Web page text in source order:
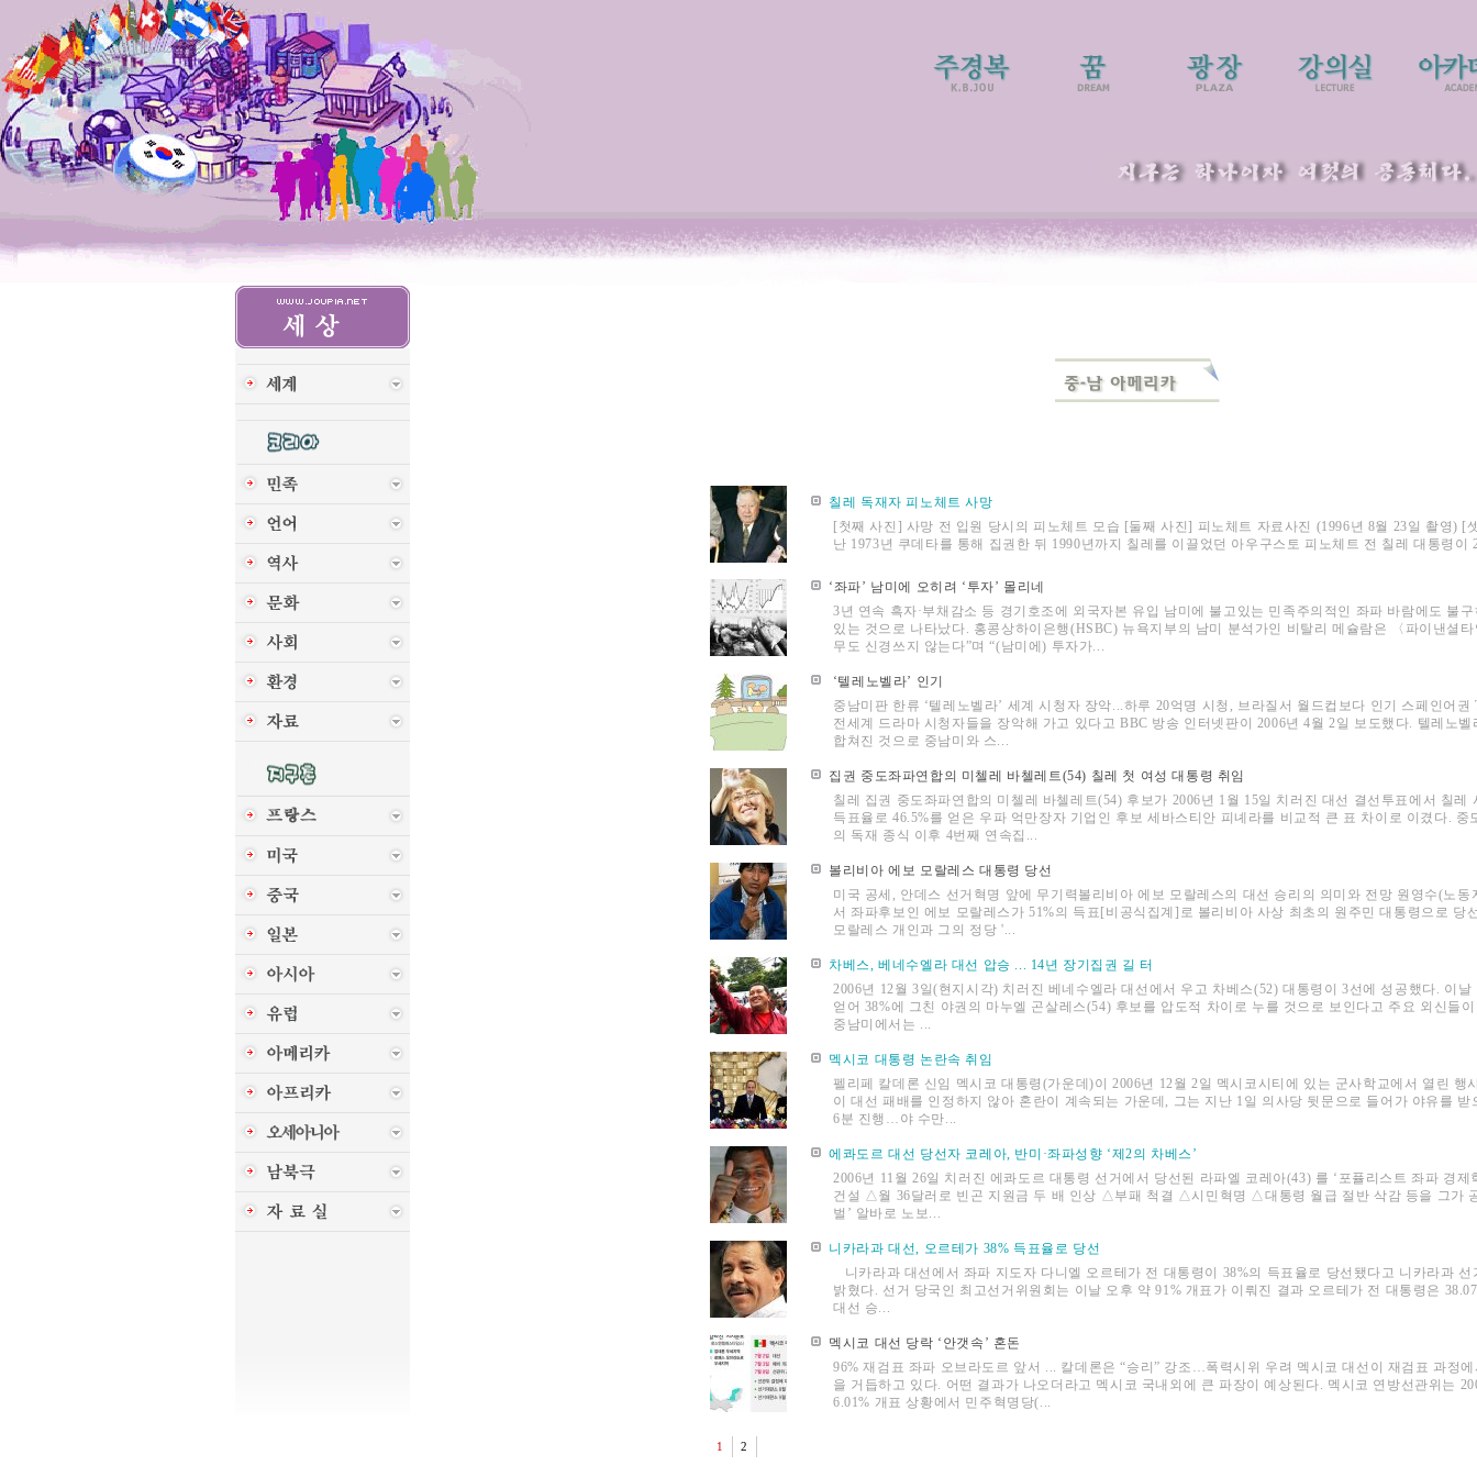
칠레 독재자 피노체트 사망
[첫째 사진] 사망 전 입원 당시의 피노체트 모습 [둘째 사진] 피노체트 자료사진 (1996년 8월 23일 촬영)
난 1973년 쿠데타를 통해 집권한 뒤 1990년까지 칠레를 이끌었던 아우구스토 피노체트 전 칠레 대통령이
‘좌파’ 남미에 오히려 ‘투자’ 몰리네
3년 연속 흑자·부채감소 등 경기호조에 외국자본 유입 남미에 불고있는 민족주의적인 좌파 바람에도 불
있는 것으로 나타났다. 홍콩상하이은행(HSBC) 뉴욕지부의 남미 분석가인 비탈리 메슐람은 〈파이낸셜
무도 신경쓰지 않는다”며 “(남미에) 투자가...
‘텔레노벨라’ 인기
중남미판 한류 ‘텔레노벨라’ 세계 시청자 장악...하루 20억명 시청, 브라질서 월드컵보다 인기 스페인어
전세계 드라마 시청자들을 장악해 가고 있다고 BBC 방송 인터넷판이 2006년 4월 2일 보도했다. 텔레노
합쳐진 것으로 중남미와 스...
집권 중도좌파연합의 미첼레 바첼레트(54) 칠레 첫 여성 대통령 취임
칠레 집권 중도좌파연합의 미첼레 바첼레트(54) 후보가 2006년 1월 15일 치러진 대선 결선투표에서 칠
득표율로 46.5%를 얻은 우파 억만장자 기업인 후보 세바스티안 피녜라를 비교적 큰 표 차이로 이겼다.
의 독재 종식 이후 4번째 연속집...
볼리비아 에보 모랄레스 대통령 당선
미국 공세, 안데스 선거혁명 앞에 무기력볼리비아 에보 모랄레스의 대선 승리의 의미와 전망 원영수(노
서 좌파후보인 에보 모랄레스가 51%의 득표[비공식집계]로 볼리비아 사상 최초의 원주민 대통령으로 당
모랄레스 개인과 그의 정당 '...
차베스, 베네수엘라 대선 압승 ... 14년 장기집권 길 터
2006년 12월 3일(현지시각) 치러진 베네수엘라 대선에서 우고 차베스(52) 대통령이 3선에 성공했다. 이
얻어 38%에 그친 야권의 마누엘 곤살레스(54) 후보를 압도적 차이로 누를 것으로 보인다고 주요 외신들
중남미에서는 ...
멕시코 대통령 논란속 취임
펠리페 칼데론 신임 멕시코 대통령(가운데)이 2006년 12월 2일 멕시코시티에 있는 군사학교에서 열린
이 대선 패배를 인정하지 않아 혼란이 계속되는 가운데, 그는 지난 1일 의사당 뒷문으로 들어가 야유를
6분 진행…야 수만...
에콰도르 대선 당선자 코레아, 반미·좌파성향 ‘제2의 차베스’
2006년 11월 26일 치러진 에콰도르 대통령 선거에서 당선된 라파엘 코레아(43) 를 ‘포퓰리스트 좌파 경
건설 △월 36달러로 빈곤 지원금 두 배 인상 △부패 척결 △시민혁명 △대통령 월급 절반 삭감 등을 그가
벌’ 알바로 노보...
니카라과 대선, 오르테가 38% 득표율로 당선
니카라과 대선에서 좌파 지도자 다니엘 오르테가 전 대통령이 38%의 득표율로 당선됐다고 니카라과
밝혔다. 선거 당국인 최고선거위원회는 이날 오후 약 91% 개표가 이뤄진 결과 오르테가 전 대통령은
대선 승...
멕시코 대선 당락 ‘안갯속’ 혼돈
96% 재검표 좌파 오브라도르 앞서 ... 칼데론은 “승리” 강조…폭력시위 우려 멕시코 대선이 재검표 과정
을 거듭하고 있다. 어떤 결과가 나오더라고 멕시코 국내외에 큰 파장이 예상된다. 멕시코 연방선관위는
6.01% 개표 상황에서 민주혁명당(...
1 2